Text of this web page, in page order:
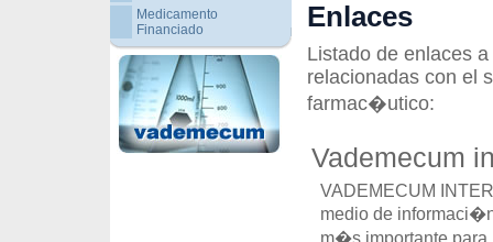
Medicamento
Financiado
Enlaces
Listado de enlaces
relacionadas con el
farmac�utico:
Vademecum
VADEMECUM
medio de
m�s importante